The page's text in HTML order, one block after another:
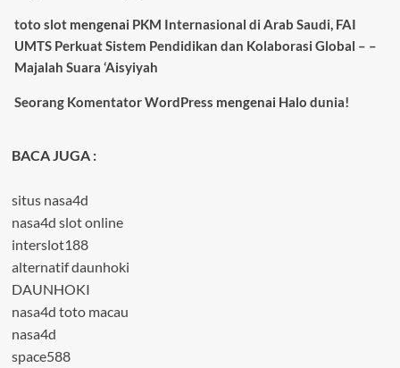
toto slotmengenai PKM Internasional di Arab Saudi, FAI
UMTS Perkuat Sistem Pendidikan dan Kolaborasi Global – –
Majalah Suara ‘Aisyiyah
Seorang Komentator WordPress mengenai Halo dunia!
BACA JUGA :
situs nasa4d
nasa4d slot online
interslot188
alternatif daunhoki
DAUNHOKI
nasa4d toto macau
nasa4d
space588